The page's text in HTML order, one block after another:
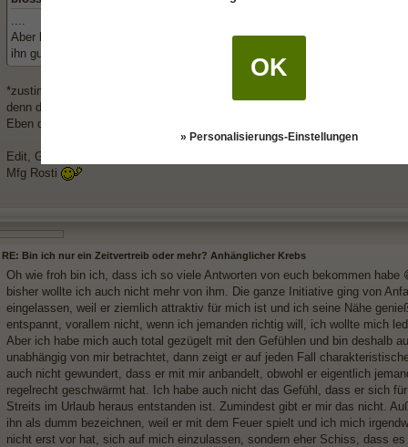
Aber hör bitte auf, seine Beraterin zu spielen. Wir machen das gern,
ihn gut und er soll doch Dich wollen
*zustimm*
denn dann fängt er das zweifeln an und denkt sich womöglich noch das er
Eben dieses "ja trau dich, ich habe eh kein Interesse an dir" mal grob
Edit, Ganz vergessen....
Mfg Rosti
RE: Bin ich nur ein Zeitvertreib oder mehr? Anhänglicher Krebs
Oh wie froh bin ich, dass ich so viele Antworten von euch bekommen habe
bisher wollte ich auch nicht mehr von ihm. Die ganze Initiative ging von
eingelassen, weil er ziemlich attraktiv für mich ist und ich seine Nähe
entspannt, vorallem nicht, wenn ich jemanden richtig will, ich wollte mich
Aber ich habe mich auch total gezügelt mit den Gefühlen und bin deshalb
unabhängig von mir betrachtet, dann zeigt er auf jeden Fall
auch nicht gewundert, dass er mit mir anbandelt, obwohl er eigentlich
regelrecht geschwärmt hat. Ich habe auch nicht das Gefühl, dass er sich
Streits im Urlaub heraus entstanden ist. Zumindest gibt er mir das nicht.
ihn als dumm bezeichnen, weil er mit dem Feuer spielt und ich mich
nicht erst vor hat, sich auf mich einzulassen, sondern eher Schiss, dass
OK
» Personalisierungs-Einstellungen